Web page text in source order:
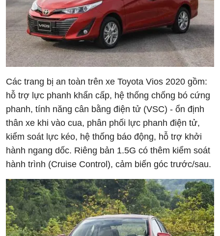
Các trang bị an toàn trên xe Toyota Vios 2020 gồm:
hỗ trợ lực phanh khẩn cấp, hệ thống chống bó cứng
phanh, tính năng cân bằng điện tử (VSC) - ổn định
thân xe khi vào cua, phân phối lực phanh điện tử,
kiểm soát lực kéo, hệ thống báo động, hỗ trợ khởi
hành ngang dốc. Riêng bản 1.5G có thêm kiểm soát
hành trình (Cruise Control), cảm biến góc trước/sau.